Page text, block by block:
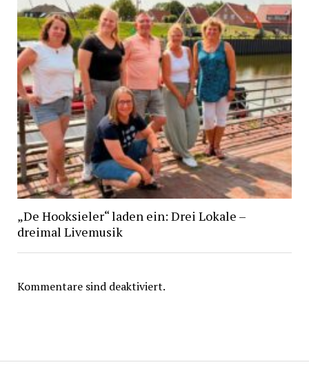
„De Hooksieler“ laden ein: Drei Lokale –
dreimal Livemusik
Kommentare sind deaktiviert.